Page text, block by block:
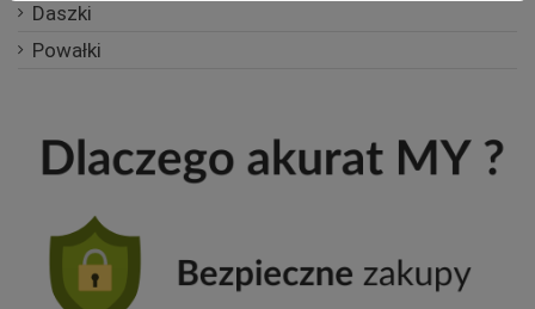
Daszki
Powałki